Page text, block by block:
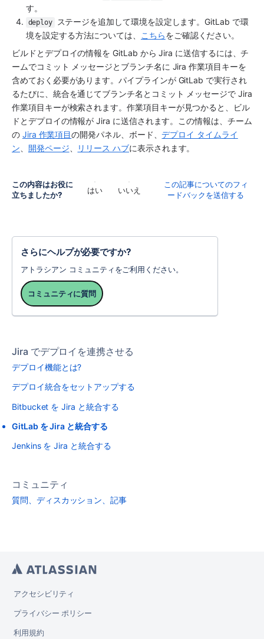
す。
deploy
ステージを追加して環境を設定します。GitLab で環
境を設定する方法については、
こちらをご確認ください。
ビルドとデプロイの情報を GitLab から Jira に送信するには、チ
ームでコミット メッセージとブランチ名に Jira 作業項目キーを
含めておく必要があります。パイプラインが GitLab で実行され
るたびに、統合を通じてブランチ名とコミット メッセージで Jira
作業項目キーが検索されます。作業項目キーが見つかると、ビル
ドとデプロイの情報が Jira に送信されます。この情報は、チーム
の Jira 作業項目の開発パネル、ボード、デプロイ タイムライ
ン
開発ページ リリース ハブに表示されます。
この内容はお役に
立ちましたか?
はい いいえ
この記事についてのフィ
ードバックを送信する
さらにヘルプが必要ですか?
アトラシアン コミュニティをご利用ください。
コミュニティに質問
Jira でデプロイを連携させる
デプロイ機能とは?
デプロイ統合をセットアップする
Bitbucket を Jira と統合する
GitLab を Jira と統合する
Jenkins を Jira と統合する
コミュニティ
質問、ディスカッション、記事
アクセシビリティ
プライバシー ポリシー
利用規約